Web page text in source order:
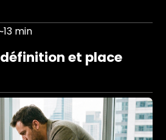
min
définition et place